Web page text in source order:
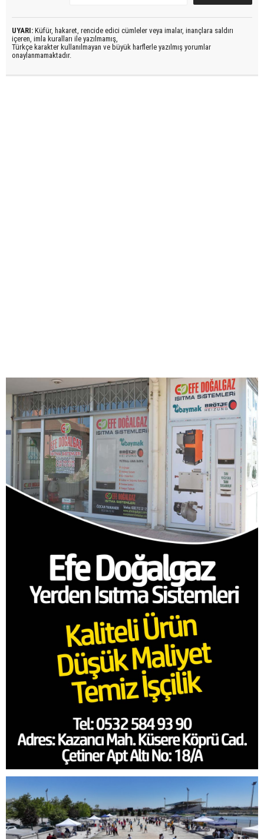
UYARI: Küfür, hakaret, rencide edici cümleler veya imalar, inançlara saldırı
içeren, imla kuralları ile yazılmamış,
Türkçe karakter kullanılmayan ve büyük harflerle yazılmış yorumlar
onaylanmamaktadır.